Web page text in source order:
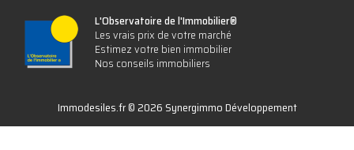
L'Observatoire de l'Immobilier®
Les vrais prix de votre marché
Estimez votre bien immobilier
Nos conseils immobiliers
Immodesiles.fr © 2026 Synergimmo Développement